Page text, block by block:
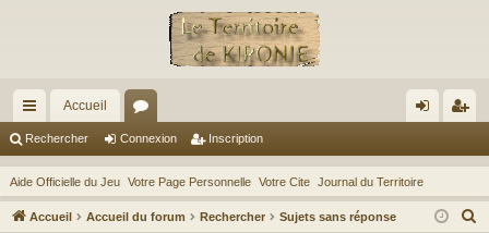
ac
co
ur
Accueil
or
u
m
ne
xi
cri
pti
Rechercher Connexion Inscription
Aide Officielle du Jeu Votre Page Personnelle Votre Cite Journal du Territoire
Accueil Accueil du forum Rechercher Sujets sans réponse